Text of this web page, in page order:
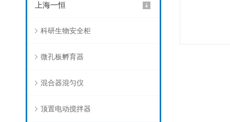
上海一恒
科研生物安全柜
微孔板孵育器
混合器混匀仪
顶置电动搅拌器